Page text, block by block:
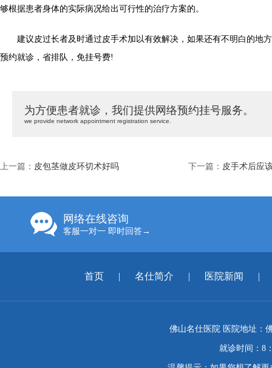
够根据患者身体的实际病况给出可行性的治疗方案的。
建议皮过长者及时通过皮手术加以有效解决，如果还有不明白的地
预约就诊，省排队，免挂号费!
为方便患者就诊，我们提供网络预约挂号服务。
we provide network appointment registration service.
上一篇： 皮包茎做皮环切术好吗 下一篇： 皮手术后应
网络在线咨询
客服一对一 即时回答→
首页 | 名仕简介 | 医院新闻 |
佛山名仕医院 医院地址：
就诊时间：8